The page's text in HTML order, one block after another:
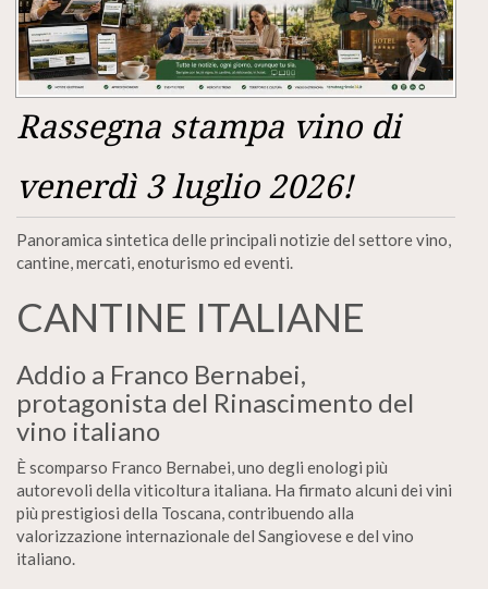
Rassegna stampa vino di
venerdì 3 luglio 2026!
Panoramica sintetica delle principali notizie del settore vino,
cantine, mercati, enoturismo ed eventi.
CANTINE ITALIANE
Addio a Franco Bernabei,
protagonista del Rinascimento del
vino italiano
È scomparso Franco Bernabei, uno degli enologi più
autorevoli della viticoltura italiana. Ha firmato alcuni dei vini
più prestigiosi della Toscana, contribuendo alla
valorizzazione internazionale del Sangiovese e del vino
italiano.